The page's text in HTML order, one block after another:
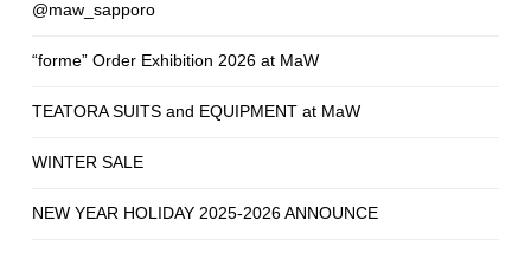
@maw_sapporo
“forme” Order Exhibition 2026 at MaW
TEATORA SUITS and EQUIPMENT at MaW
WINTER SALE
NEW YEAR HOLIDAY 2025-2026 ANNOUNCE